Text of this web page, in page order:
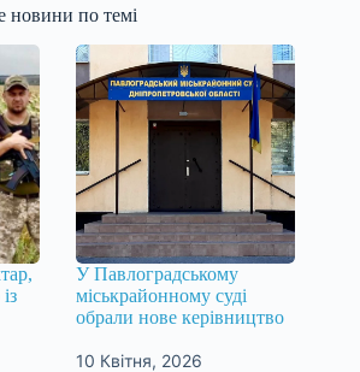
новини по темі
У Павлоградському
міськрайонному суді
обрали нове керівництво
10 Квітня, 2026